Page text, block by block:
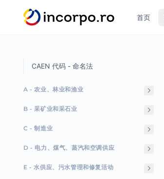
首页
CAEN 代码 - 命名法
A - 农业、林业和渔业
B - 采矿业和采石业
C - 制造业
D - 电力、煤气、蒸汽和空调供应
E - 水供应、污水管理和修复活动